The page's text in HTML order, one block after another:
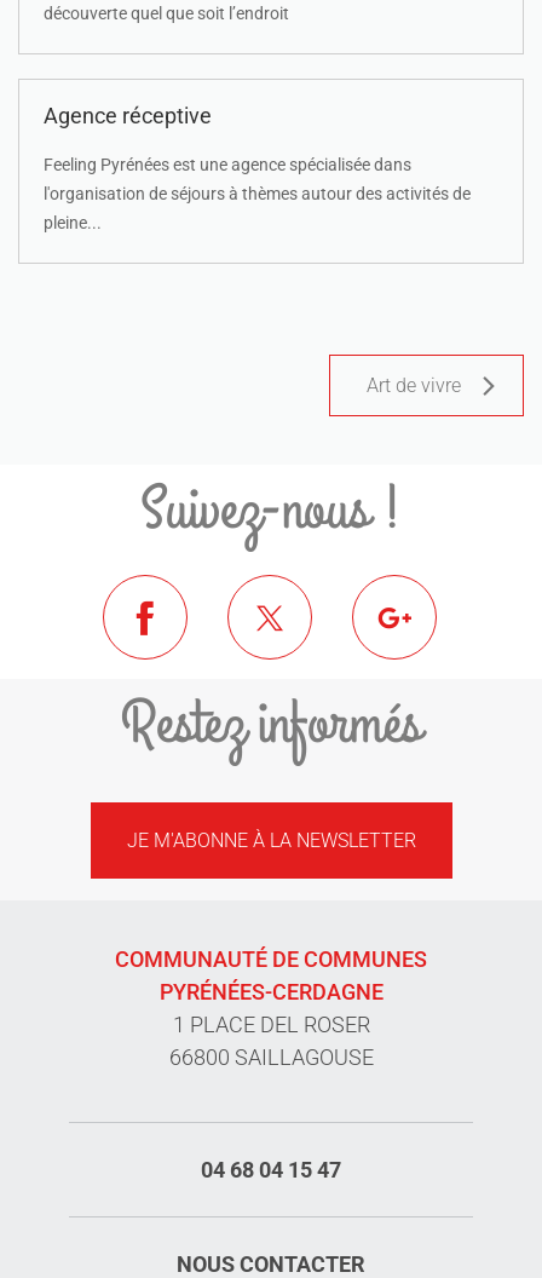
découverte quel que soit l’endroit
Agence réceptive
Feeling Pyrénées est une agence spécialisée dans
l'organisation de séjours à thèmes autour des activités de
pleine...
Art de vivre
Suivez-nous !
Restez informés
JE M'ABONNE À LA NEWSLETTER
COMMUNAUTÉ DE COMMUNES
PYRÉNÉES-CERDAGNE
1 PLACE DEL ROSER
66800 SAILLAGOUSE
04 68 04 15 47
NOUS CONTACTER